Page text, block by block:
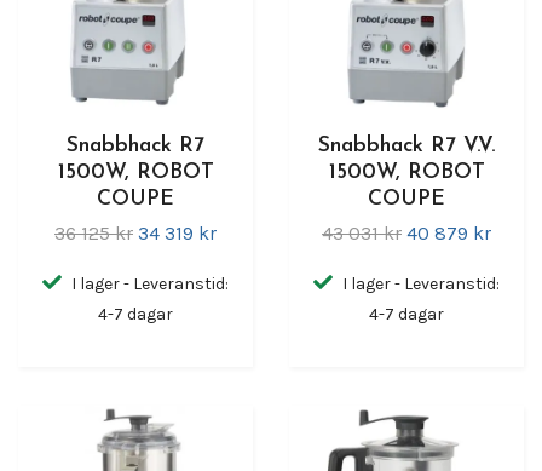
Snabbhack R7
1500W, ROBOT
COUPE
36 125 kr 34 319 kr
I lager - Leveranstid:
4-7 dagar
Snabbhack R7 V.V.
1500W, ROBOT
COUPE
43 031 kr 40 879 kr
I lager - Leveranstid:
4-7 dagar